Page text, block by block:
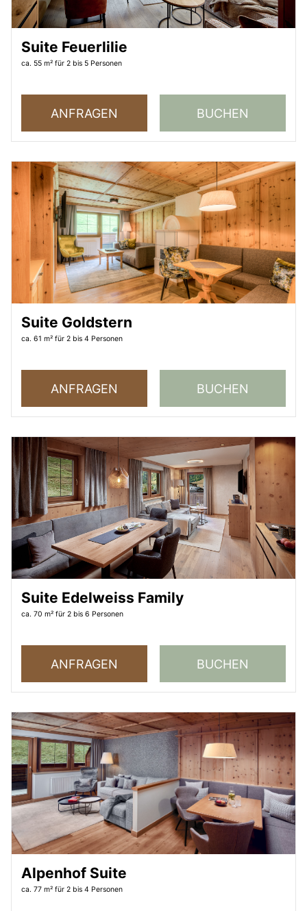
Suite Feuerlilie
ca. 55 m² für 2 bis 5 Personen
ANFRAGEN BUCHEN
Suite Goldstern
ca. 61 m² für 2 bis 4 Personen
ANFRAGEN BUCHEN
Suite Edelweiss Family
ca. 70 m² für 2 bis 6 Personen
ANFRAGEN BUCHEN
Alpenhof Suite
ca. 77 m² für 2 bis 4 Personen